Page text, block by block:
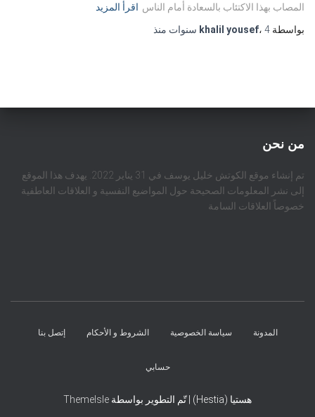
المصاب بهذا الاكتئاب بالسعادة أمام الناس اقرأ المزيد
بواسطة
khalil yousef، 4 سنوات منذ
من نحن
تم إنشاء موقع الكوتش خليل يوسف في 31 يناير 2022. يهدف هذا الموقع
إلى نشر المعلومات الصحيحة حول المواضيع النفسية و العلاقات العاطفية
خصوصاً العلاقات السامة
المدونة سياسة الخصوصية الشروط و الأحكام إتصل بنا
حسابي
هستيا (Hestia) | تّم التطوير بواسطة ThemeIsle